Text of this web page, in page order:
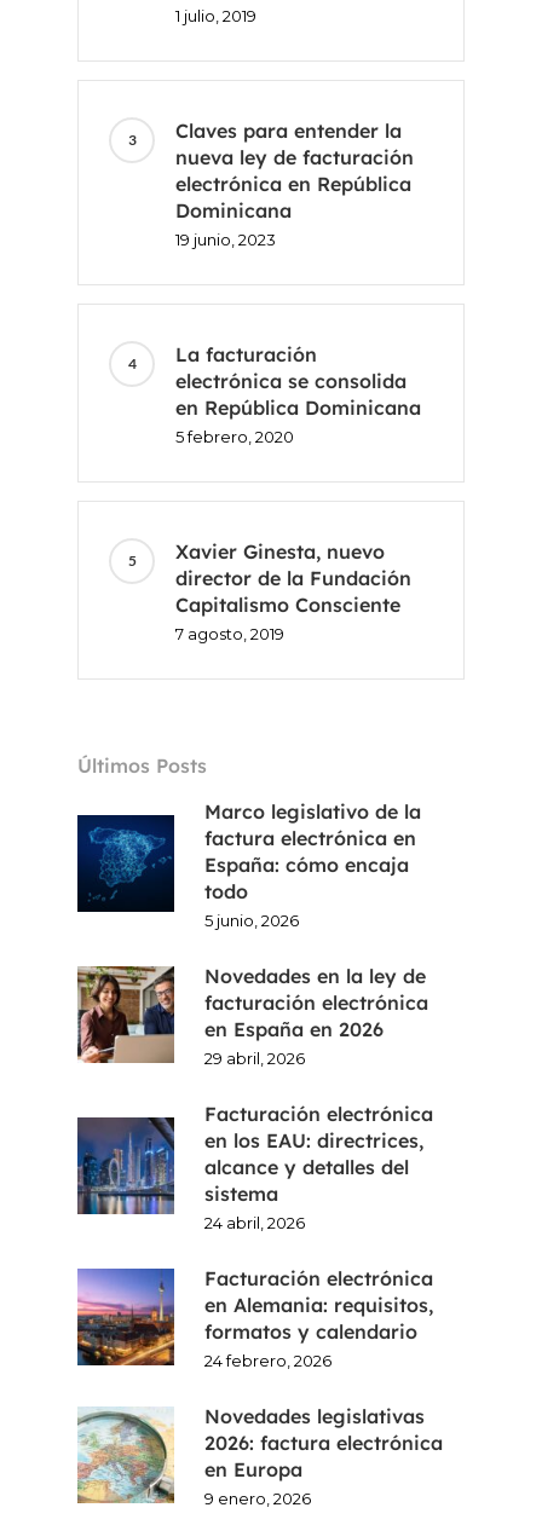
1 julio, 2019
Claves para entender la
nueva ley de facturación
electrónica en República
Dominicana
19 junio, 2023
La facturación
electrónica se consolida
en República Dominicana
5 febrero, 2020
Xavier Ginesta, nuevo
director de la Fundación
Capitalismo Consciente
7 agosto, 2019
Últimos Posts
Marco legislativo de la
factura electrónica en
España: cómo encaja
todo
5 junio, 2026
Novedades en la ley de
facturación electrónica
en España en 2026
29 abril, 2026
Facturación electrónica
en los EAU: directrices,
alcance y detalles del
sistema
24 abril, 2026
Facturación electrónica
en Alemania: requisitos,
formatos y calendario
24 febrero, 2026
Novedades legislativas
2026: factura electrónica
en Europa
9 enero, 2026